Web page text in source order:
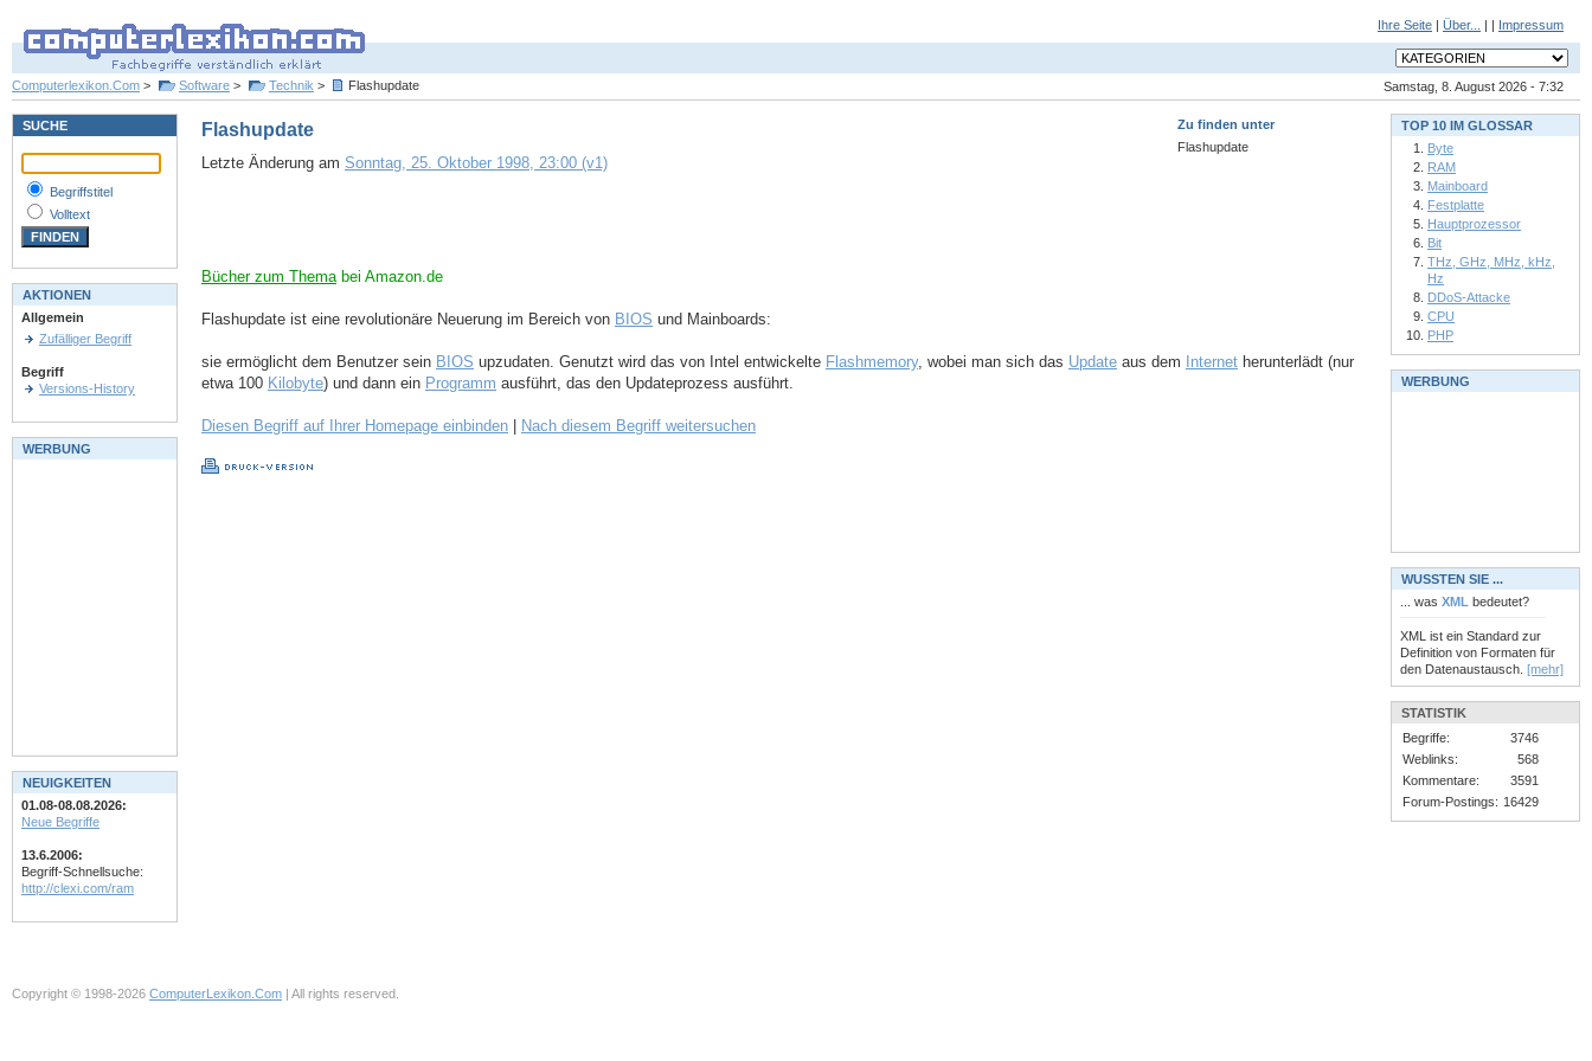
Ihre Seite | Über... | | Impressum
Samstag, 8. August 2026 - 7:32
Computerlexikon.Com > Software > Technik > Flashupdate
Zu finden unter
Flashupdate
Flashupdate
Letzte Änderung am Sonntag, 25. Oktober 1998, 23:00 (v1)
Bücher zum Themabei Amazon.de
Flashupdate ist eine revolutionäre Neuerung im Bereich von BIOS und Mainboards:
sie ermöglicht dem Benutzer sein BIOS upzudaten. Genutzt wird das von Intel entwickelte Flashmemory, wobei man sich das Update aus dem Internet herunterlädt (nur
etwa 100 Kilobyte) und dann ein Programm ausführt, das den Updateprozess ausführt.
Diesen Begriff auf Ihrer Homepage einbinden Nach diesem Begriff weitersuchen
SUCHE
Begriffstitel
Volltext
AKTIONEN
Allgemein
Zufälliger Begriff
Begriff
Versions-History
WERBUNG
NEUIGKEITEN
01.08-08.08.2026:
Neue Begriffe
13.6.2006:
Begriff-Schnellsuche:
http://clexi.com/ram
TOP 10 IM GLOSSAR
Byte
RAM
Mainboard
Festplatte
Hauptprozessor
Bit
THz, GHz, MHz, kHz,
Hz
DDoS-Attacke
CPU
PHP
WERBUNG
WUSSTEN SIE ...
... was XML bedeutet?
XML ist ein Standard zur
Definition von Formaten für
den Datenaustausch. [mehr]
STATISTIK
Begriffe:
3746
Weblinks:
568
Kommentare:
3591
Forum-Postings: 16429
Copyright © 1998-2026 ComputerLexikon.Com | All rights reserved.